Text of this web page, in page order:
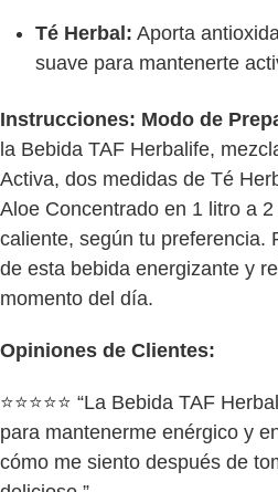
Té Herbal: Aporta
suave para mantenerte
Instrucciones: Modo de
la Bebida TAF Herbalife,
Activa, dos medidas de Té
Aloe Concentrado en 1 litro a
caliente, según tu preferencia.
de esta bebida energizante y
momento del día.
Opiniones de Clientes:
⭐⭐⭐⭐⭐ “La Bebida TAF
para mantenerme enérgico y
cómo me siento después de